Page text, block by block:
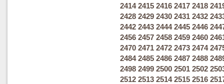
2414 2415 2416 2417 2418
2428 2429 2430 2431 2432
2442 2443 2444 2445 2446
2456 2457 2458 2459 2460
2470 2471 2472 2473 2474
2484 2485 2486 2487 2488
2498 2499 2500 2501 2502
2512 2513 2514 2515 2516